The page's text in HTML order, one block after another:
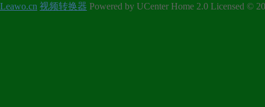
Leawo.cn 视频转换器 Powered by UCenter Home 2.0 Licensed ©